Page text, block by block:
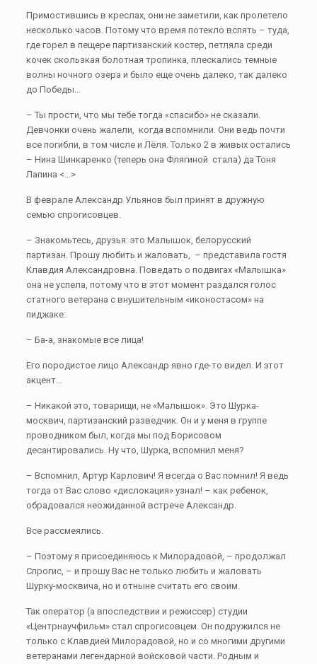
Примостившись в креслах, они не заметили, как пролетело
несколько часов. Потому что время потекло вспять – туда,
где горел в пещере партизанский костер, петляла среди
кочек скользкая болотная тропинка, плескались темные
волны ночного озера и было еще очень далеко, так далеко
до Победы…
– Ты прости, что мы тебе тогда «спасибо» не сказали.
Девчонки очень жалели, когда вспомнили. Они ведь почти
все погибли, в том числе и Лёля. Только 2 в живых остались
– Нина Шинкаренко (теперь она Флягиной стала) да Тоня
Лапина <…>
В феврале Александр Ульянов был принят в дружную
семью спрогисовцев.
– Знакомьтесь, друзья: это Малышок, белорусский
партизан. Прошу любить и жаловать, – представила гостя
Клавдия Александровна. Поведать о подвигах «Малышка»
она не успела, потому что в этот момент раздался голос
статного ветерана с внушительным «иконостасом» на
пиджаке:
– Ба-а, знакомые все лица!
Его породистое лицо Александр явно где-то видел. И этот
акцент…
– Никакой это, товарищи, не «Малышок». Это Шурка-
москвич, партизанский разведчик. Он и у меня в группе
проводником был, когда мы под Борисовом
десантировались. Ну что, Шурка, вспомнил меня?
– Вспомнил, Артур Карлович! Я всегда о Вас помнил! Я ведь
тогда от Вас слово «дислокация» узнал! – как ребенок,
обрадовался неожиданной встрече Александр.
Все рассмеялись.
– Поэтому я присоединяюсь к Милорадовой, – продолжал
Спрогис, – и прошу Вас не только любить и жаловать
Шурку-москвича, но и отныне считать его своим.
Так оператор (а впоследствии и режиссер) студии
«Центрнаучфильм» стал спрогисовцем. Он подружился не
только с Клавдией Милорадовой, но и со многими другими
ветеранами легендарной войсковой части. Родным и